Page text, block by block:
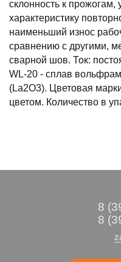
склонность к прожогам,
характеристику
наименьший износ
сравнению с другими,
сварной шов. Ток:
WL-20 - сплав
(La2O3). Цветовая
цветом. Количество в
8
8